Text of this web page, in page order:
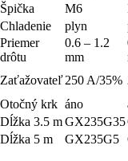
Špička
M6
Chladenie
plyn
Priemer
drôtu
0.6 – 1.2
mm
Zaťažovateľ250 A/35%
Otočný krk áno
Dĺžka 3.5 mGX235G35
Dĺžka 5 m
GX235G5